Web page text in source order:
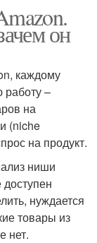
он
каждому
работу –
на
(niche
на продукт.
ниши
нуждается
товары из
нет.